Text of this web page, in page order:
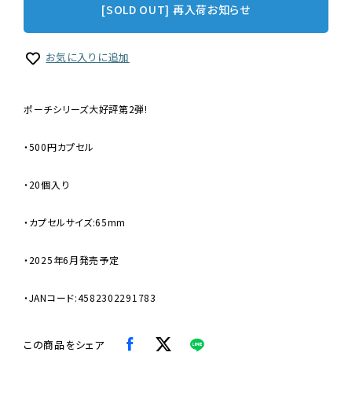
[SOLD OUT] 再入荷お知らせ
お気に入りに追加
ポーチシリーズ大好評第2弾!
・500円カプセル
・20個入り
・カプセルサイズ:65mm
・2025年6月発売予定
・JANコード:4582302291783
この商品をシェア